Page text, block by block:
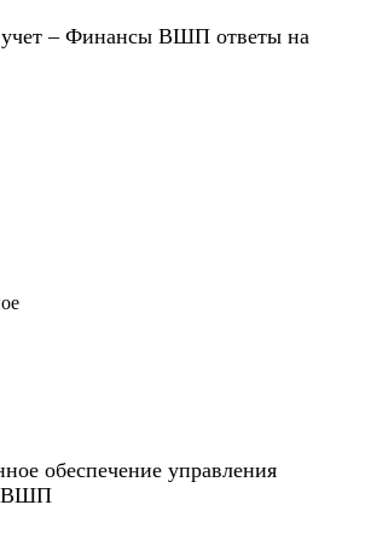
учет – Финансы ВШП ответы на
обеспечение управления
ВШП